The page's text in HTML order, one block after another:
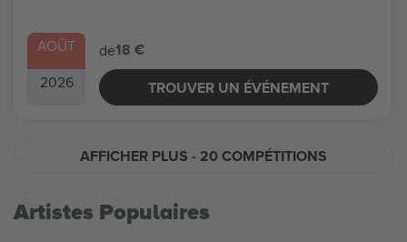
AOÛT
2026
de18 €
TROUVER UN ÉVÉNEMENT
AFFICHER PLUS - 20 COMPÉTITIONS
Artistes Populaires